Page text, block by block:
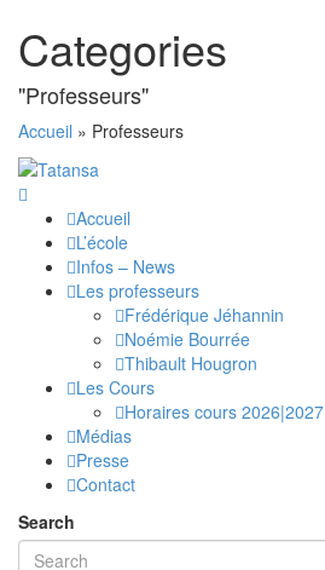
Categories
"Professeurs"
Accueil » Professeurs
Accueil
L’école
Infos – News
Les professeurs
Frédérique Jéhannin
Noémie Bourrée
Thibault Hougron
Les Cours
Horaires cours 2026|2027
Médias
Presse
Contact
Search